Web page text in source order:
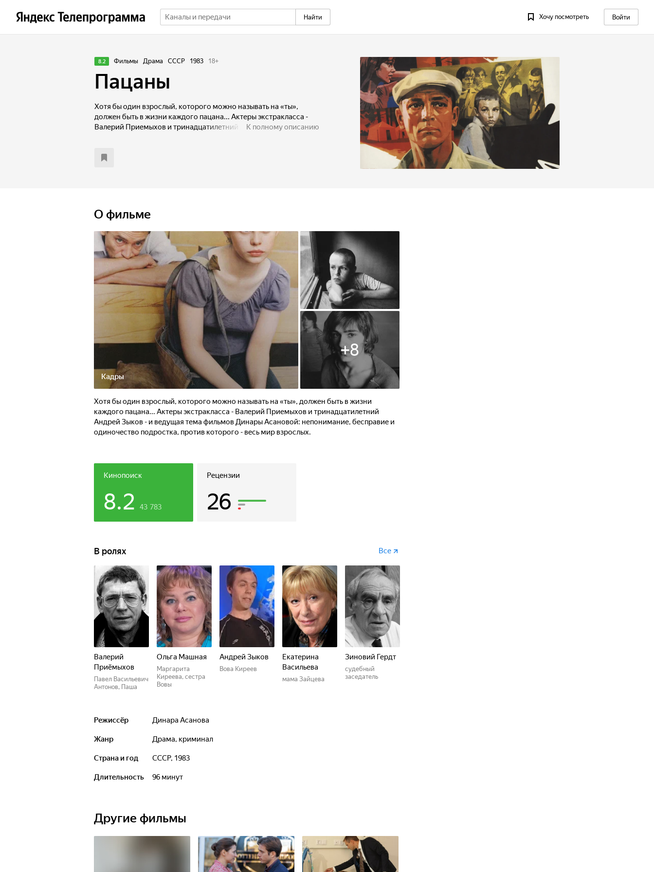
Найти Хочу посмотреть Войти
8.2 Фильмы Драма СССР 1983 18+
Пацаны
Хотя бы один взрослый, которого можно называть на «ты»,
должен быть в жизни каждого пацана... Актеры экстракласса -
Валерий Приемыхов и тринадцатилетний Андрей Зыков - и
мир взрослых.
К полному описанию
О фильме
Кадры
+8
Хотя бы один взрослый, которого можно называть на «ты», должен быть в жизни
каждого пацана... Актеры экстракласса - Валерий Приемыхов и тринадцатилетний
Андрей Зыков - и ведущая тема фильмов Динары Асановой: непонимание, бесправие и
одиночество подростка, против которого - весь мир взрослых.
Кинопоиск
8.2 43 783
Рецензии
26
В ролях Все
Валерий
Приёмыхов
Павел Васильевич
Антонов, Паша
Ольга Машная
Маргарита
Киреева, сестра
Вовы
Андрей Зыков
Вова Киреев
Екатерина
Васильева
мама Зайцева
Зиновий Гердт
судебный
заседатель
Режиссёр Динара Асанова
Жанр драма, криминал
Страна и год СССР, 1983
Длительность 96 минут
Другие фильмы